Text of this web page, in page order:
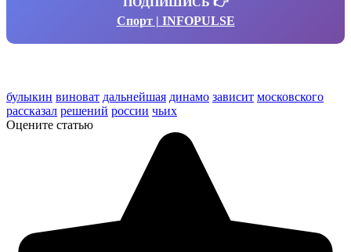
Спорт | INFOPULSE
булыкин виноват дальнейшая динамо зависит московского
рассказал решений россии чьих
Оцените статью